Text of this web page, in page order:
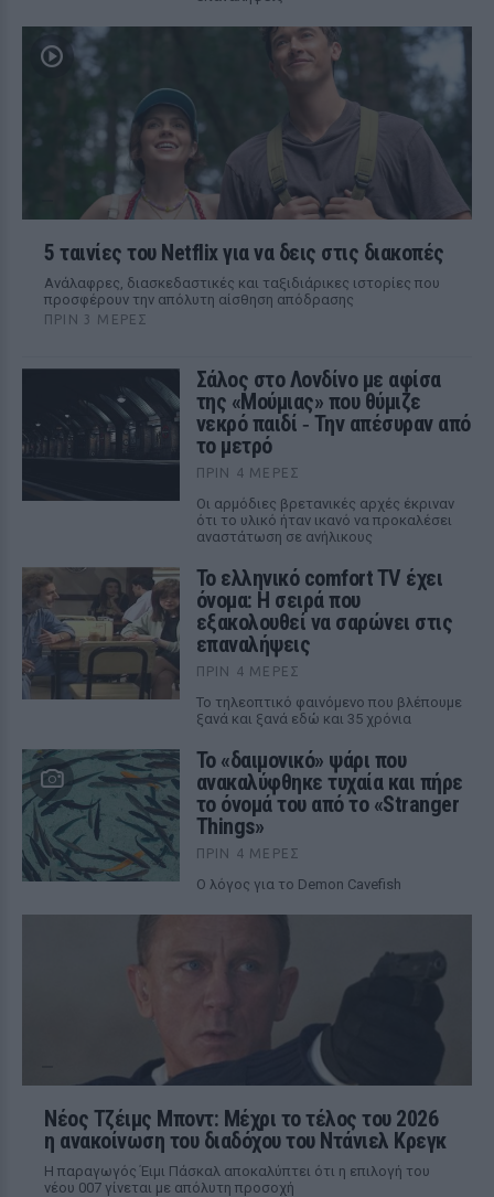
5 ταινίες του Netflix για να δεις στις διακοπές
Aνάλαφρες, διασκεδαστικές και ταξιδιάρικες ιστορίες που
προσφέρουν την απόλυτη αίσθηση απόδρασης
ΠΡΙΝ 3 ΜΈΡΕΣ
Σάλος στο Λονδίνο με αφίσα
της «Μούμιας» που θύμιζε
νεκρό παιδί ‑ Την απέσυραν από
το μετρό
ΠΡΙΝ 4 ΜΈΡΕΣ
Οι αρμόδιες βρετανικές αρχές έκριναν
ότι το υλικό ήταν ικανό να προκαλέσει
αναστάτωση σε ανήλικους
Το ελληνικό comfort TV έχει
όνομα: Η σειρά που
εξακολουθεί να σαρώνει στις
επαναλήψεις
ΠΡΙΝ 4 ΜΈΡΕΣ
Το τηλεοπτικό φαινόμενο που βλέπουμε
ξανά και ξανά εδώ και 35 χρόνια
Το «δαιμονικό» ψάρι που
ανακαλύφθηκε τυχαία και πήρε
το όνομά του από το «Stranger
Things»
ΠΡΙΝ 4 ΜΈΡΕΣ
Ο λόγος για το Demon Cavefish
Νέος Τζέιμς Μποντ: Μέχρι το τέλος του 2026
η ανακοίνωση του διαδόχου του Ντάνιελ Κρεγκ
Η παραγωγός Έιμι Πάσκαλ αποκαλύπτει ότι η επιλογή του
νέου 007 γίνεται με απόλυτη προσοχή